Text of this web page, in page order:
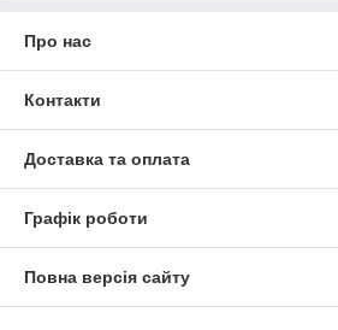
Про нас
Контакти
Доставка та оплата
Графік роботи
Повна версія сайту